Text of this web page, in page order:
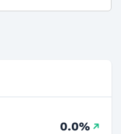
0.0%